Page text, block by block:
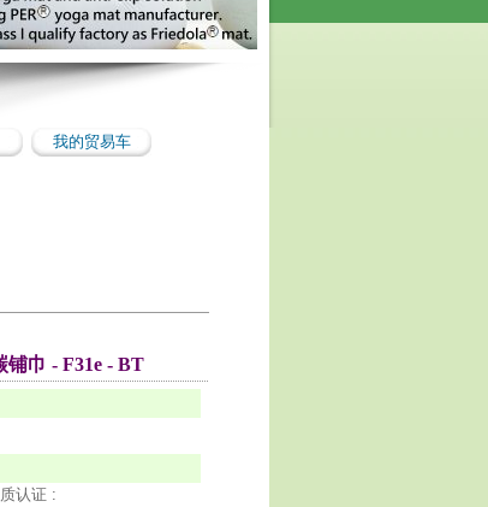
我的贸易车
巾 - F31e - BT
认证 :